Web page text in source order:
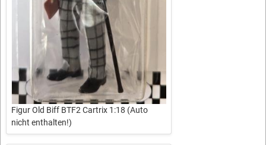
Figur Old Biff BTF2 Cartrix 1:18 (Auto
nicht enthalten!)